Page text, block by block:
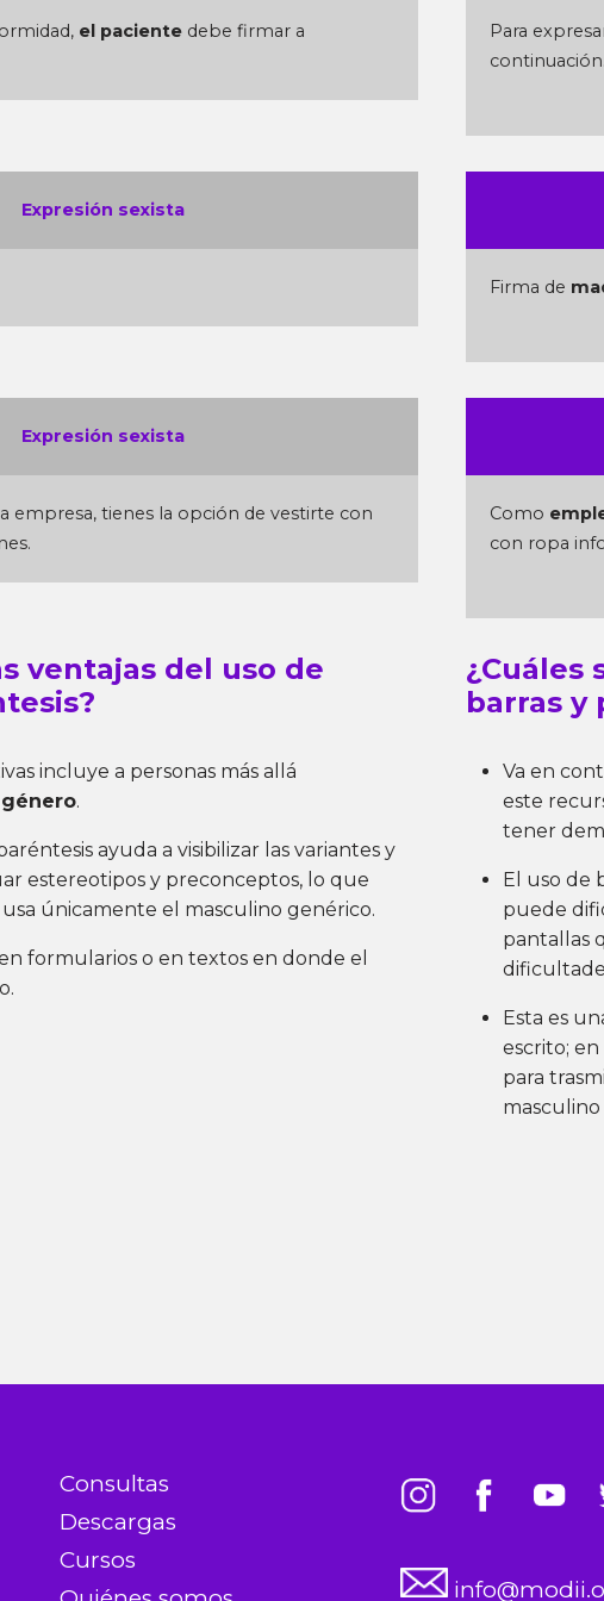
el paciente debe firmar a
Para
continuación.
Expresión sexista
Firma de
Expresión sexista
empresa, tienes la opción de vestirte con
Como
con ropa
ventajas del uso de
incluye a personas más allá
.
ayuda a visibilizar las variantes y
estereotipos y preconceptos, lo que
únicamente el masculino genérico.
formularios o en textos en donde el
¿Cuáles
barras y
Va en
este
tener
El uso de
puede
pantallas
Esta es
escrito;
para
Consultas
Descargas
Cursos